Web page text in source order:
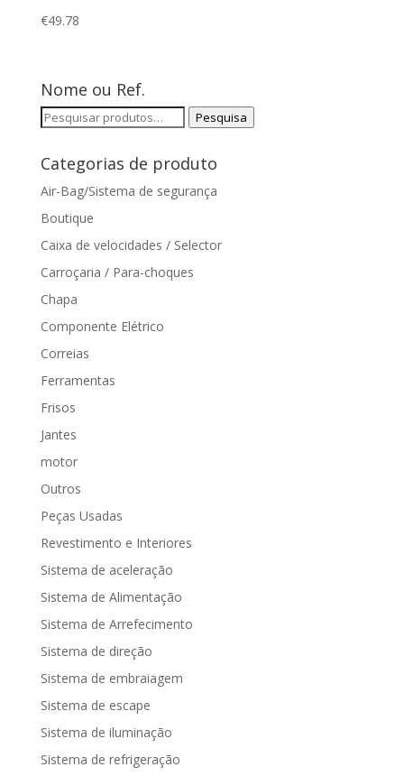
€49.78
Nome ou Ref.
Pesquisar
Pesquisa
Categorias de produto
Air-Bag/Sistema de segurança
Boutique
Caixa de velocidades / Selector
Carroçaria / Para-choques
Chapa
Componente Elétrico
Correias
Ferramentas
Frisos
Jantes
motor
Outros
Peças Usadas
Revestimento e Interiores
Sistema de aceleração
Sistema de Alimentação
Sistema de Arrefecimento
Sistema de direção
Sistema de embraiagem
Sistema de escape
Sistema de iluminação
Sistema de refrigeração